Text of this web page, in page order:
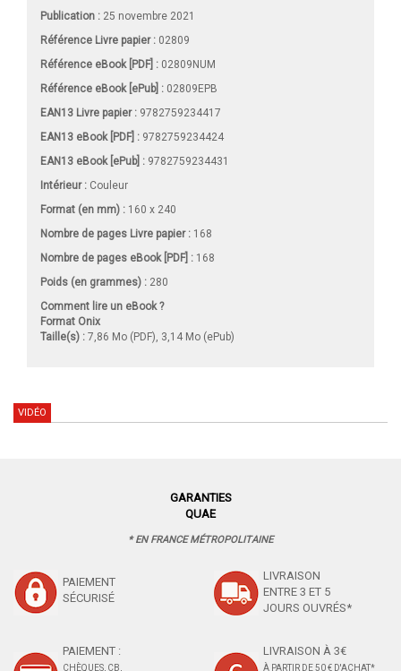
Publication : 25 novembre 2021
Référence Livre papier : 02809
Référence eBook [PDF] : 02809NUM
Référence eBook [ePub] : 02809EPB
EAN13 Livre papier : 9782759234417
EAN13 eBook [PDF] : 9782759234424
EAN13 eBook [ePub] : 9782759234431
Intérieur : Couleur
Format (en mm) : 160 x 240
Nombre de pages Livre papier: 168
Nombre de pages eBook [PDF] : 168
Poids (en grammes) : 280
Comment lire un eBook ?
Format Onix
Taille(s) : 7,86 Mo (PDF), 3,14 Mo (ePub)
VIDÉO
GARANTIES
QUAE
* EN FRANCE MÉTROPOLITAINE
PAIEMENT
SÉCURISÉ
LIVRAISON
ENTRE 3 ET 5
JOURS OUVRÉS*
PAIEMENT :
CHÈQUES, CB,
LIVRAISON À 3€
À PARTIR DE 50 € D'ACHAT*